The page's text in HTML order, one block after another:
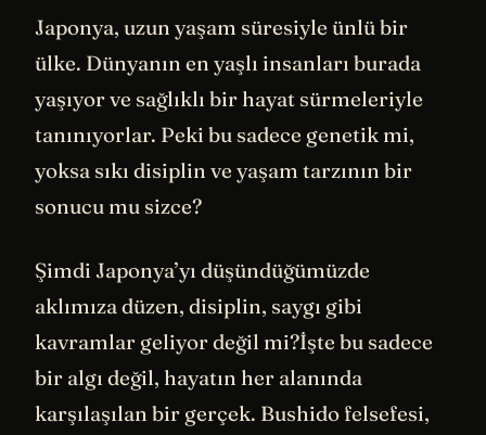
Japonya, uzun yaşam süresiyle ünlü bir
ülke. Dünyanın en yaşlı insanları burada
yaşıyor ve sağlıklı bir hayat sürmeleriyle
tanınıyorlar. Peki bu sadece genetik mi,
yoksa sıkı disiplin ve yaşam tarzının bir
sonucu mu sizce?
Şimdi Japonya’yı düşündüğümüzde
aklımıza düzen, disiplin, saygı gibi
kavramlar geliyor değil mi?İşte bu sadece
bir algı değil, hayatın her alanında
karşılaşılan bir gerçek. Bushido felsefesi,